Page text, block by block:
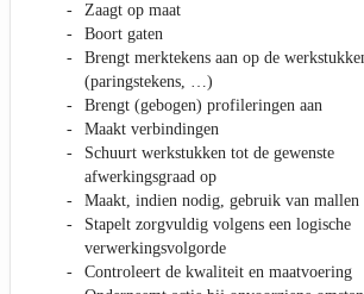
Zaagt op maat
Boort gaten
Brengt merktekens aan op de
(paringstekens, …)
Brengt (gebogen) profileringen aan
Maakt verbindingen
Schuurt werkstukken tot de gewenste
afwerkingsgraad op
Maakt, indien nodig, gebruik van mallen
Stapelt zorgvuldig volgens een logische
verwerkingsvolgorde
Controleert de kwaliteit en maatvoering